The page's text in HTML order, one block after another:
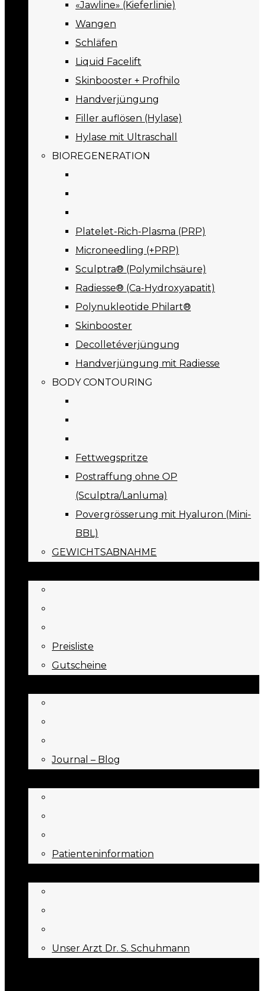
«Jawline» (Kieferlinie)
Wangen
Schläfen
Liquid Facelift
Skinbooster + Profhilo
Handverjüngung
Filler auflösen (Hylase)
Hylase mit Ultraschall
BIOREGENERATION
Platelet-Rich-Plasma (PRP)
Microneedling (+PRP)
Sculptra® (Polymilchsäure)
Radiesse® (Ca-Hydroxyapatit)
Polynukleotide Philart®
Skinbooster
Decolletéverjüngung
Handverjüngung mit Radiesse
BODY CONTOURING
Fettwegspritze
Postraffung ohne OP
(Sculptra/Lanluma)
Povergrösserung mit Hyaluron (Mini-
BBL)
GEWICHTSABNAHME
Preisliste
Gutscheine
Journal – Blog
Patienteninformation
Unser Arzt Dr. S. Schuhmann